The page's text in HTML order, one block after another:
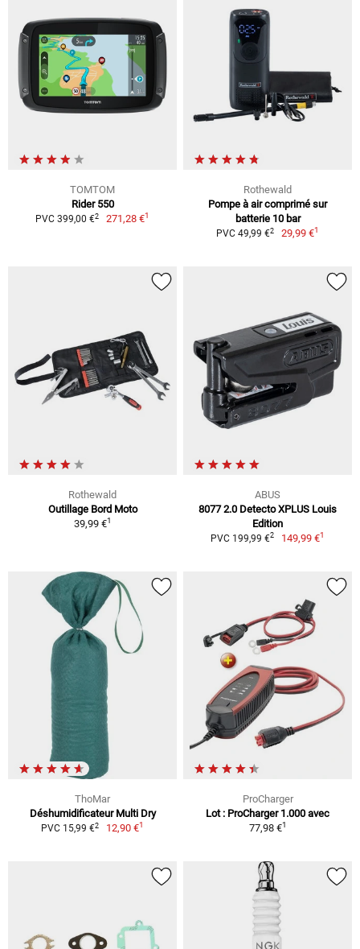
TOMTOM
Rider 550
PVC 399,00 €2 271,28 €1
Rothewald
Pompe à air comprimé sur
batterie 10 bar
PVC 49,99 €2 29,99 €1
Rothewald
Outillage Bord Moto
39,99 €1
ABUS
8077 2.0 Detecto XPLUS Louis
Edition
PVC 199,99 €2 149,99 €1
ThoMar
Déshumidificateur Multi Dry
PVC 15,99 €2 12,90 €1
ProCharger
Lot : ProCharger 1.000 avec
77,98 €1